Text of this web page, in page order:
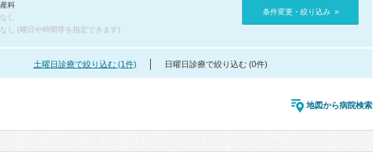
産科
なし
なし (曜日や時間帯を指定できます)
条件変更・絞り込み »
土曜日診療で絞り込む (1件) 日曜日診療で絞り込む (0件)
地図から病院検索